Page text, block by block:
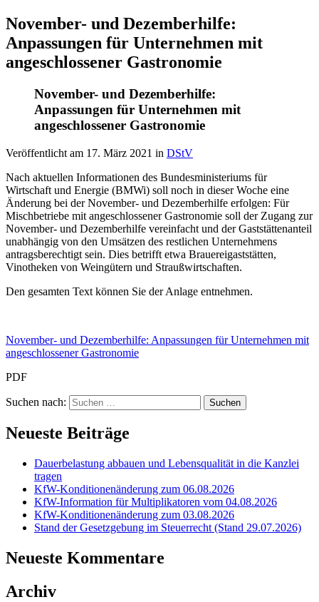
November- und Dezemberhilfe:
Anpassungen für Unternehmen mit
angeschlossener Gastronomie
November- und Dezemberhilfe:
Anpassungen für Unternehmen mit
angeschlossener Gastronomie
Veröffentlicht am 17. März 2021 in DStV
Nach aktuellen Informationen des Bundesministeriums für
Wirtschaft und Energie (BMWi) soll noch in dieser Woche eine
Änderung bei der November- und Dezemberhilfe erfolgen: Für
Mischbetriebe mit angeschlossener Gastronomie soll der Zugang zur
November- und Dezemberhilfe vereinfacht und der Gaststättenanteil
unabhängig von den Umsätzen des restlichen Unternehmens
antragsberechtigt sein. Dies betrifft etwa Brauereigaststätten,
Vinotheken von Weingütern und Straußwirtschaften.
Den gesamten Text können Sie der Anlage entnehmen.
November- und Dezemberhilfe: Anpassungen für Unternehmen mit
angeschlossener Gastronomie
PDF
Suchen nach:
Neueste Beiträge
Dauerbelastung abbauen und Lebensqualität in die Kanzlei
tragen
KfW-Konditionenänderung zum 06.08.2026
KfW-Information für Multiplikatoren vom 04.08.2026
KfW-Konditionenänderung zum 03.08.2026
Stand der Gesetzgebung im Steuerrecht (Stand 29.07.2026)
Neueste Kommentare
Archiv